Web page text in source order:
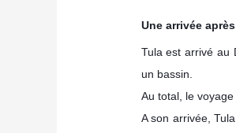
Une arrivée
Tula est arrivé au
un bassin.
Au total, le
A son arrivée,